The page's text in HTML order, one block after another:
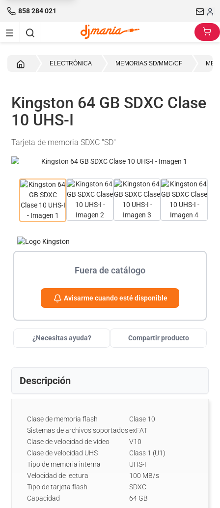
858 284 021
ELECTRÓNICA MEMORIAS SD/MMC/CF
Kingston 64 GB SDXC Clase
10 UHS-I
Tarjeta de memoria SDXC "SD"
Fuera de catálogo
Avisarme cuando esté disponible
¿Necesitas ayuda? Compartir producto
Descripción
Clase de memoria flash
Clase 10
Sistemas de archivos soportadosexFAT
Clase de velocidad de vídeo
V10
Clase de velocidad UHS
Class 1 (U1)
Tipo de memoria interna
UHS-I
Velocidad de lectura
100 MB/s
Tipo de tarjeta flash
SDXC
Capacidad
64 GB